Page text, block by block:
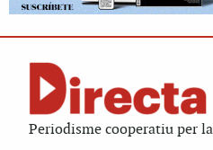
Periodisme cooperatiu per